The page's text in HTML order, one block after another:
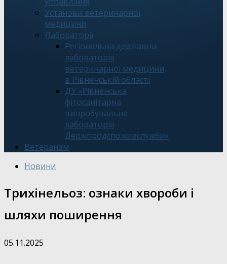
Установи ветеринарної
медицини
Лабораторії
Регіональна державна
лабораторія
ветеринарної медицини
в Рівненській області
ДУ «Рівненська
фітосанітарна
випробувальна
лабораторія
Держпродспоживслужби»
Ветеранам
Новини
Трихінельоз: ознаки хвороби і
шляхи поширення
05.11.2025